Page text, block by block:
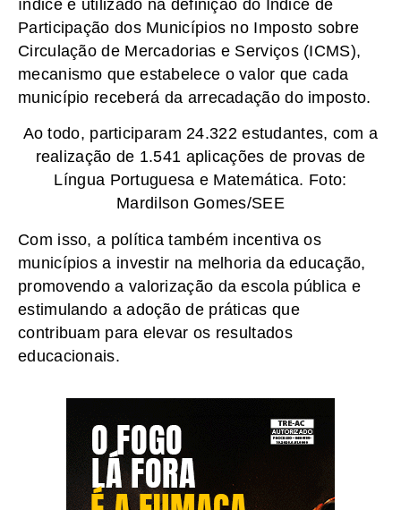
índice é utilizado na definição do Índice de
Participação dos Municípios no Imposto sobre
Circulação de Mercadorias e Serviços (ICMS),
mecanismo que estabelece o valor que cada
município receberá da arrecadação do imposto.
Ao todo, participaram 24.322 estudantes, com a
realização de 1.541 aplicações de provas de
Língua Portuguesa e Matemática. Foto:
Mardilson Gomes/SEE
Com isso, a política também incentiva os
municípios a investir na melhoria da educação,
promovendo a valorização da escola pública e
estimulando a adoção de práticas que
contribuam para elevar os resultados
educacionais.